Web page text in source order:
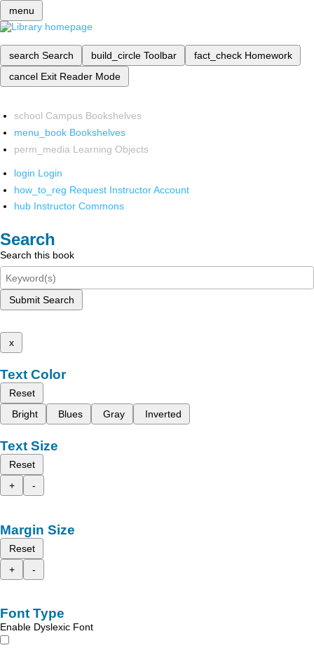
menu
search Search build_circle Toolbar fact_check Homework
cancel Exit Reader Mode
school Campus Bookshelves
menu_book Bookshelves
perm_media Learning Objects
login Login
how_to_reg Request Instructor Account
hub Instructor Commons
Search
Search this book
Submit Search
x
Text Color
Reset
Bright
Blues Gray Inverted
Text Size
Reset
+
-
Margin Size
Reset
+
-
Font Type
Enable Dyslexic Font